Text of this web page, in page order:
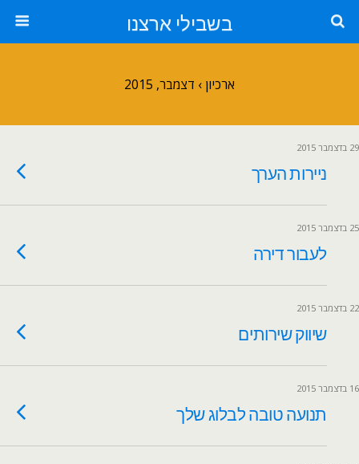
בשבילי ארצנו
ארכיון › דצמבר, 2015
29 בדצמבר 2015
ניירות הערך
25 בדצמבר 2015
לעבור דירה
22 בדצמבר 2015
שיווק שירותים
16 בדצמבר 2015
תנועה טובה לבלוג שלך